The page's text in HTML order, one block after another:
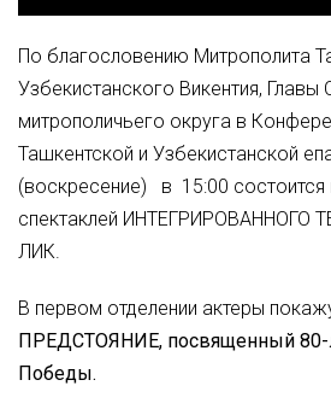
По благословению Митрополита
Узбекистанского Викентия, Главы
митрополичьего округа в
Ташкентской и Узбекистанской
(воскресение) в 15:00 состоится
спектаклей ИНТЕГРИРОВАННОГО
ЛИК.
В первом отделении актеры
ПРЕДСТОЯНИЕ, посвященный
Победы.